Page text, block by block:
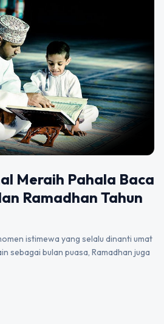
Meraih Pahala Baca
Ramadhan Tahun
istimewa yang selalu dinanti umat
sebagai bulan puasa, Ramadhan juga